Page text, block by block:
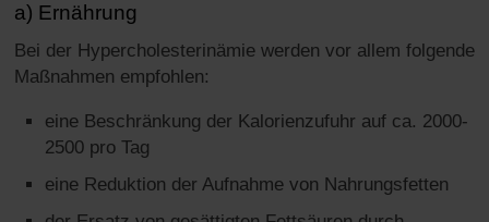
a) Ernährung
Bei der Hypercholesterinämie werden vor allem folgende
Maßnahmen empfohlen:
eine Beschränkung der Kalorienzufuhr auf ca. 2000-
2500 pro Tag
eine Reduktion der Aufnahme von Nahrungsfetten